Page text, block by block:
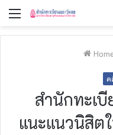
Menu
ค
สำนักทะเ
แนะแนวนิสิ